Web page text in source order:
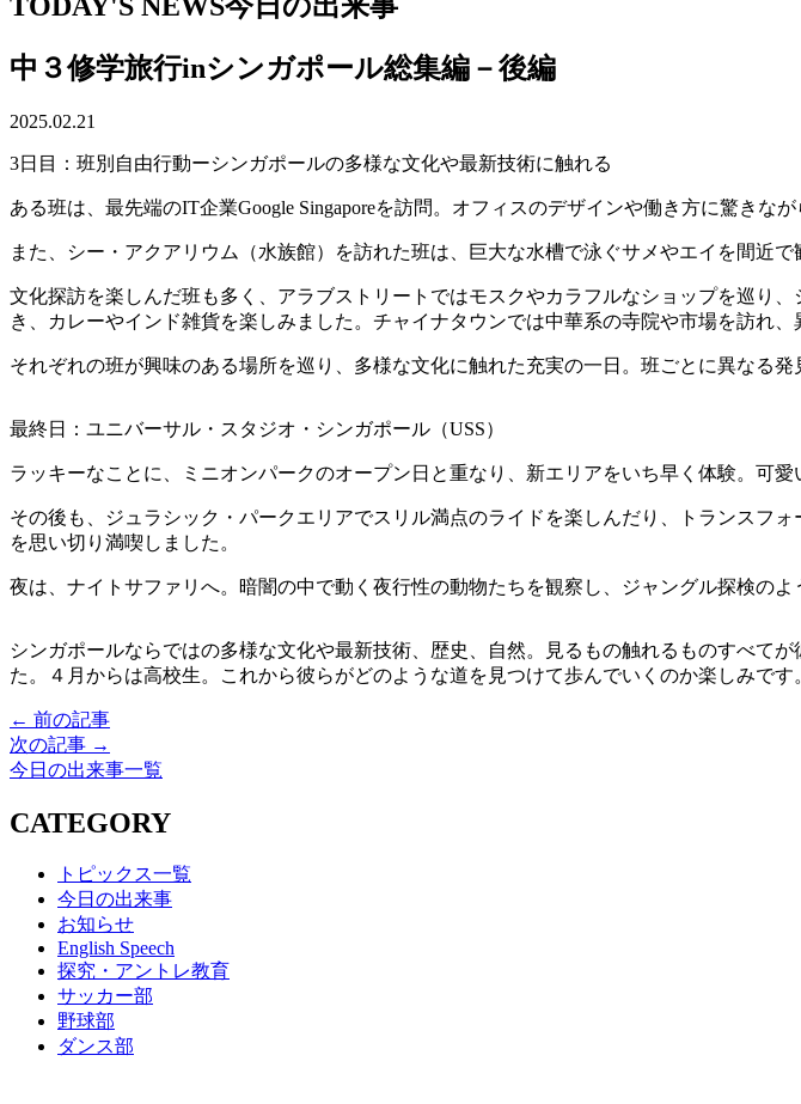
中３修学旅行inシンガポール総集編－後編
2025.02.21
3日目：班別自由行動ーシンガポールの多様な文化や最新技術に触れる
ある班は、最先端のIT企業Google Singaporeを訪問。オフィスのデザインや働き方に驚きな
また、シー・アクアリウム（水族館）を訪れた班は、巨大な水槽で泳ぐサメやエイを間近
文化探訪を楽しんだ班も多く、アラブストリートではモスクやカラフルなショップを巡り
き、カレーやインド雑貨を楽しみました。チャイナタウンでは中華系の寺院や市場を訪れ、
それぞれの班が興味のある場所を巡り、多様な文化に触れた充実の一日。班ごとに異なる
最終日：ユニバーサル・スタジオ・シンガポール（USS）
ラッキーなことに、ミニオンパークのオープン日と重なり、新エリアをいち早く体験。可
その後も、ジュラシック・パークエリアでスリル満点のライドを楽しんだり、トランスフ
を思い切り満喫しました。
夜は、ナイトサファリへ。暗闇の中で動く夜行性の動物たちを観察し、ジャングル探検のよ
シンガポールならではの多様な文化や最新技術、歴史、自然。見るもの触れるものすべて
た。４月からは高校生。これから彼らがどのような道を見つけて歩んでいくのか楽しみです
← 前の記事
次の記事 →
今日の出来事一覧
CATEGORY
トピックス一覧
今日の出来事
お知らせ
English Speech
探究・アントレ教育
サッカー部
野球部
ダンス部